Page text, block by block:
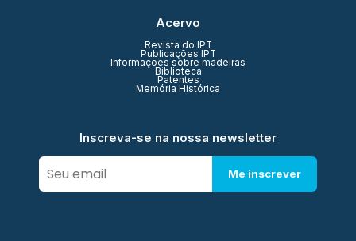
Acervo
Revista do IPT
Publicações IPT
Informações sobre madeiras
Biblioteca
Patentes
Memória Histórica
Inscreva-se na nossa newsletter
Me inscrever